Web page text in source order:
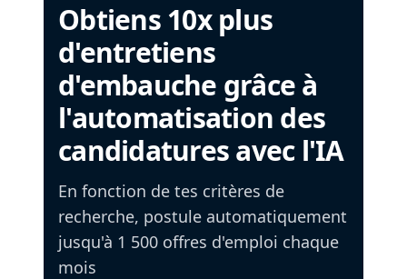
Obtiens 10x plus
d'entretiens
d'embauche grâce à
l'automatisation des
candidatures avec l'IA
En fonction de tes critères de
recherche, postule automatiquement
jusqu'à 1 500 offres d'emploi chaque
mois